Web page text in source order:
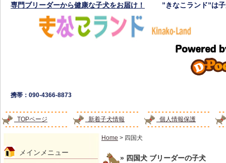
専門ブリーダーから健康な子犬をお届け！ ”きなこランド”は
携帯：090-4366-8873
TOPページ 新着子犬情報 個人情報保護
Home > 四国犬
» 四国犬 ブリーダーの子犬
メインメニュー